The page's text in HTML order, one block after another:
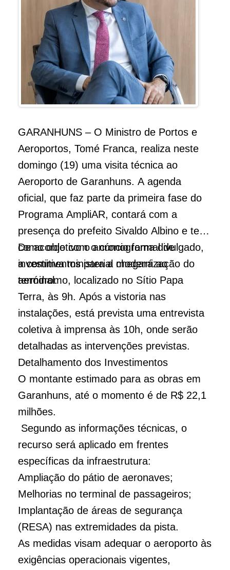
GARANHUNS – O Ministro de Portos e
Aeroportos, Tomé Franca, realiza neste
domingo (19) uma visita técnica ao
Aeroporto de Garanhuns. A agenda
oficial, que faz parte da primeira fase do
Programa AmpliAR, contará com a
presença do prefeito Sivaldo Albino e tem
como objetivo o anúncio formal de
investimentos para a modernização do
terminal.
De acordo com o cronograma divulgado,
a comitiva ministerial chegará ao
aeródromo, localizado no Sítio Papa
Terra, às 9h. Após a vistoria nas
instalações, está prevista uma entrevista
coletiva à imprensa às 10h, onde serão
detalhadas as intervenções previstas.
Detalhamento dos Investimentos
O montante estimado para as obras em
Garanhuns, até o momento é de R$ 22,1
milhões.
Segundo as informações técnicas, o
recurso será aplicado em frentes
específicas da infraestrutura:
Ampliação do pátio de aeronaves;
Melhorias no terminal de passageiros;
Implantação de áreas de segurança
(RESA) nas extremidades da pista.
As medidas visam adequar o aeroporto às
exigências operacionais vigentes,